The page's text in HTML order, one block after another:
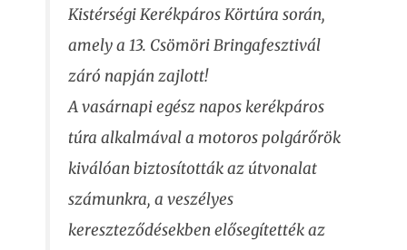
Kistérségi Kerékpáros Körtúra során,
amely a 13. Csömöri Bringafesztivál
záró napján zajlott!
A vasárnapi egész napos kerékpáros
túra alkalmával a motoros polgárőrök
kiválóan biztosították az útvonalat
számunkra, a veszélyes
kereszteződésekben elősegítették az